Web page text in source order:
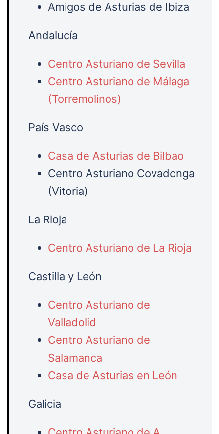
Amigos de Asturias de Ibiza
Andalucía
Centro Asturiano de Sevilla
Centro Asturiano de Málaga
(Torremolinos)
País Vasco
Casa de Asturias de Bilbao
Centro Asturiano Covadonga
(Vitoria)
La Rioja
Centro Asturiano de La Rioja
Castilla y León
Centro Asturiano de
Valladolid
Centro Asturiano de
Salamanca
Casa de Asturias en León
Galicia